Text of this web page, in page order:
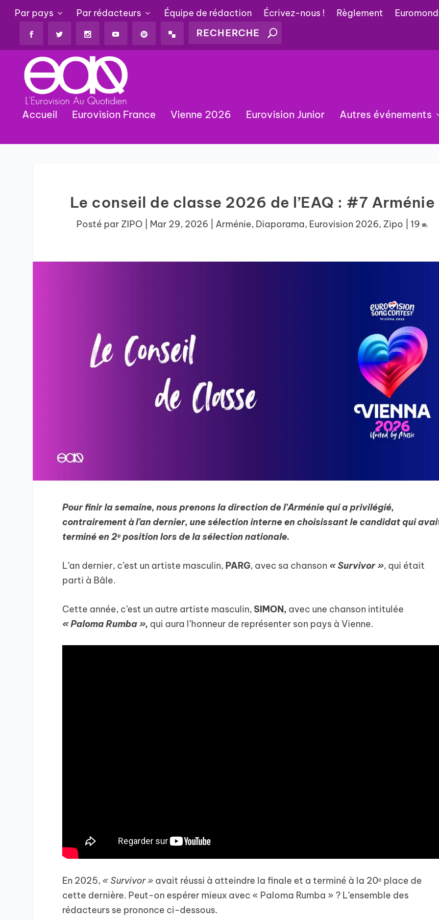
Par pays Par rédacteurs Équipe de rédaction Écrivez-nous ! Règlement
Accueil Eurovision France Vienne 2026 Eurovision Junior Autres événements
Le conseil de classe 2026 de l’EAQ : #7 Arménie
Posté par ZIPO Mar 29, 2026 Arménie, Diaporama, Eurovision 2026, Zipo |19
Pour finir la semaine, nous prenons la direction de l’Arménie qui a privilégié,
contrairement à l’an dernier, une sélection interne en choisissant le candidat qui
terminé en 2ᵉ position lors de la sélection nationale.
L’an dernier, c’est un artiste masculin, PARG, avec sa chanson « Survivor », qui était
parti à Bâle.
Cette année, c’est un autre artiste masculin, SIMON, avec une chanson intitulée
« Paloma Rumba », qui aura l’honneur de représenter son pays à Vienne.
En 2025, « Survivor » avait réussi à atteindre la finale et a terminé à la 20ᵉ place de
cette dernière. Peut-on espérer mieux avec « Paloma Rumba » ? L’ensemble des
rédacteurs se prononce ci-dessous.